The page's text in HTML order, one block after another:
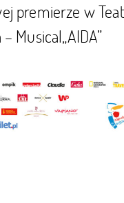
premierze w
Musical„AIDA”